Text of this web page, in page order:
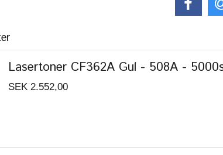
Lasertoner CF362A Gul - 508A -
SEK 2.552,00